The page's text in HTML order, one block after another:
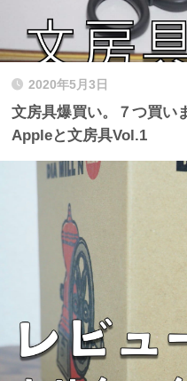
2020年5月3日
文房具爆買い。７つ買い
Appleと文房具Vol.1